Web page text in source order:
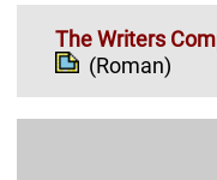
The Writers
(Roman)